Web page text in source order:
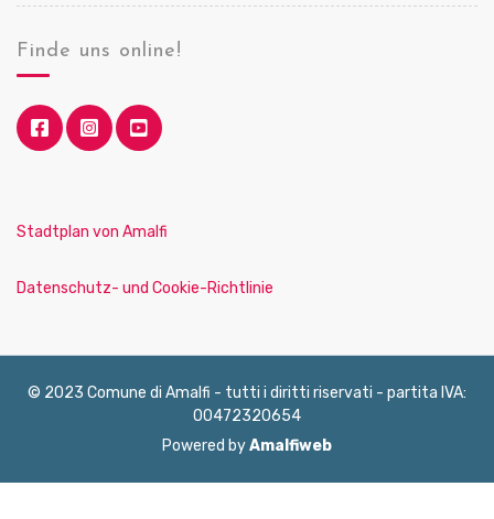
Finde uns online!
Stadtplan von Amalfi
Datenschutz- und Cookie-Richtlinie
© 2023 Comune di Amalfi - tutti i diritti riservati - partita IVA:
00472320654
Powered byAmalfiweb